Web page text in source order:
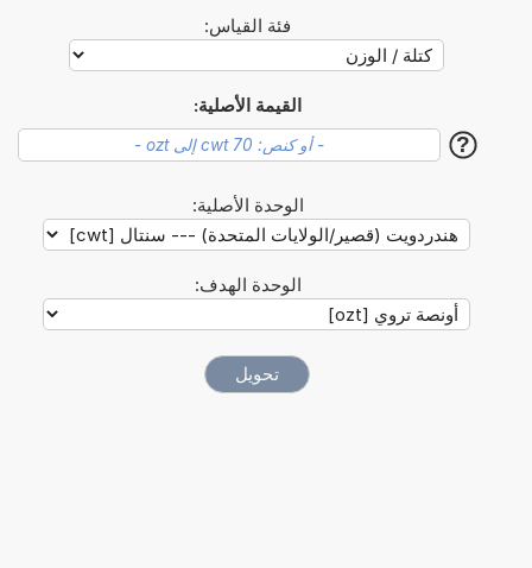
فئة القياس:
القيمة الأصلية:
?
الوحدة الأصلية:
الوحدة الهدف: